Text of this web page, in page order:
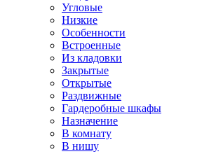
Угловые
Низкие
Особенности
Встроенные
Из кладовки
Закрытые
Открытые
Раздвижные
Гардеробные шкафы
Назначение
В комнату
В нишу